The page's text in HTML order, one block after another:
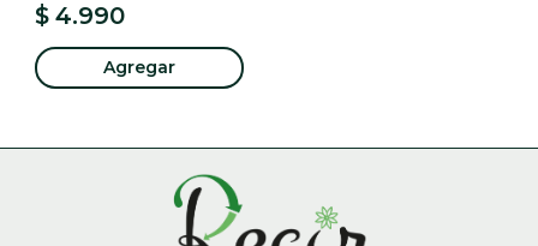
$ 4.990
Agregar